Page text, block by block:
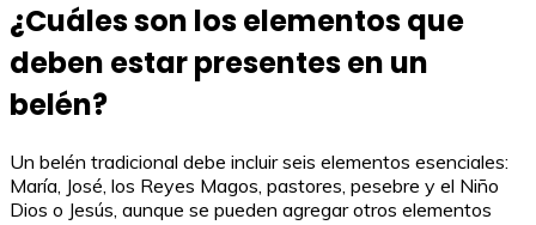
¿Cuáles son los elementos que
deben estar presentes en un
belén?
Un belén tradicional debe incluir seis elementos esenciales:
María, José, los Reyes Magos, pastores, pesebre y el Niño
Dios o Jesús, aunque se pueden agregar otros elementos